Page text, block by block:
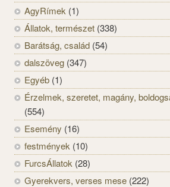
AgyRímek (1)
Állatok, természet (338)
Barátság, család (54)
dalszöveg (347)
Egyéb (1)
Érzelmek, szeretet, magány,
(554)
Esemény (16)
festmények (10)
FurcsÁllatok (28)
Gyerekvers, verses mese (222)